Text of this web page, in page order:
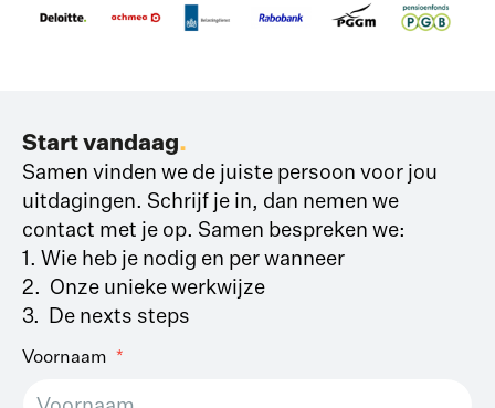
Start vandaag.
Samen vinden we de juiste persoon voor jou
uitdagingen. Schrijf je in, dan nemen we
contact met je op. Samen bespreken we:
1. Wie heb je nodig en per wanneer
2. Onze unieke werkwijze
3. De nexts steps
Voornaam